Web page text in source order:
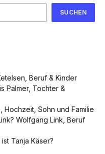
SUCHEN
Beruf & Kinder
Palmer, Tochter &
Hochzeit, Sohn und Familie
Wolfgang Link, Beruf
Tanja Käser?